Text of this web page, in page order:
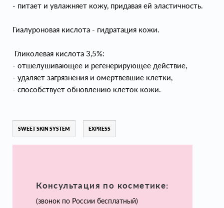
- питает и увлажняет кожу, придавая ей эластичность.
Гиалуроновая кислота - гидратация кожи.
Гликолевая кислота 3,5%:
- отшелушивающее и регенерирующее действие,
- удаляет загрязнения и омертвевшие клетки,
- способствует обновлению клеток кожи.
SWEET SKIN SYSTEM EXPRESS
Консультация по косметике:
(звонок по России бесплатный)